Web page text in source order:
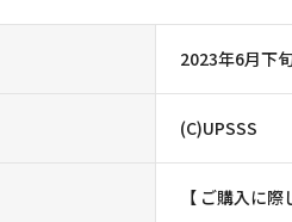
2023年6月下
(C)UPSSS
【 ご購入に際